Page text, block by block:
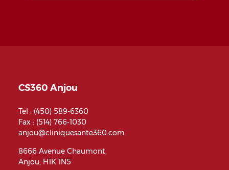
CS360 Anjou
Tel : (450) 589-6360
Fax : (514) 766-1030
anjou@cliniquesante360.com
8666 Avenue Chaumont,
Anjou, H1K 1N5